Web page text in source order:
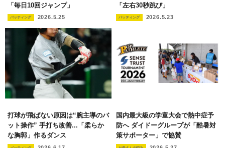
「毎日10回ジャンプ」
バッティング 2026.5.25
「左右30秒跳び」
バッティング 2026.5.23
打球が飛ばない原因は“腕主導のバ
ット操作” 手打ち改善...「柔らか
な胸郭」作るダンス
国内最大級の学童大会で熱中症予
防へ ダイドーグループが「酷暑対
策サポーター」で協賛